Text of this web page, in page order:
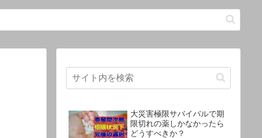
大災害極限サバイバルで期
限切れの薬しかなかったら
どうすべきか？